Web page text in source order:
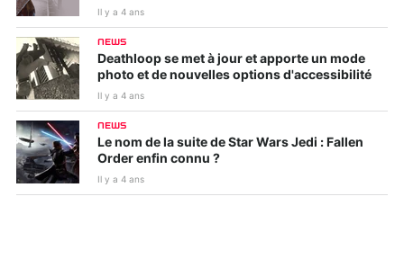
Il y a 4 ans
NEWS
Deathloop se met à jour et apporte un mode
photo et de nouvelles options d'accessibilité
Il y a 4 ans
NEWS
Le nom de la suite de Star Wars Jedi : Fallen
Order enfin connu ?
Il y a 4 ans